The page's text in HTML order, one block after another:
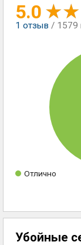
5.0
1 отзыв / 1579
Отлично
Убойные